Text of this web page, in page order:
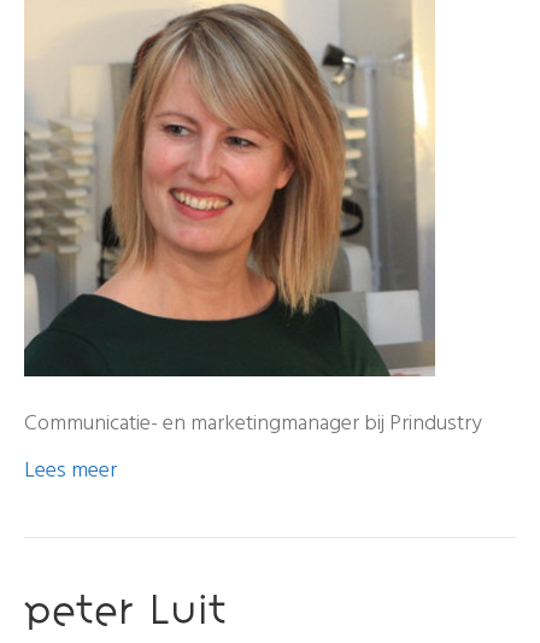
Communicatie- en marketingmanager bij Prindustry
Lees meer
Peter Luit